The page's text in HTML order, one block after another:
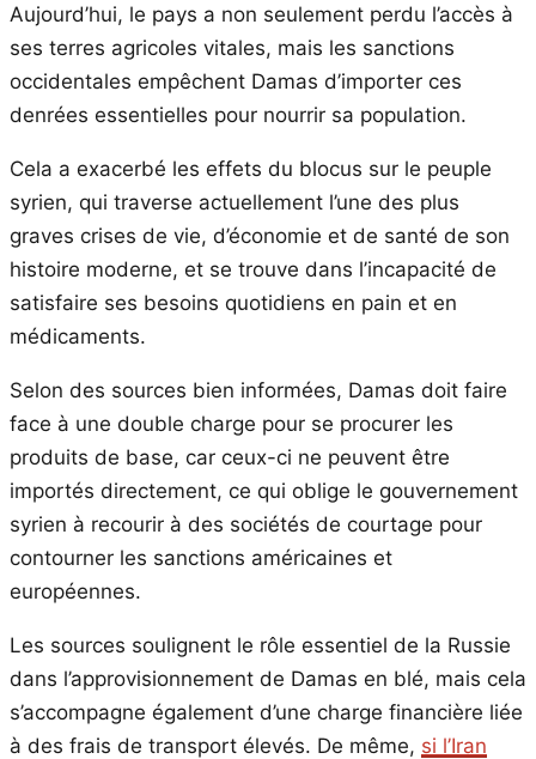
Aujourd’hui, le pays a non seulement perdu l’accès à
ses terres agricoles vitales, mais les sanctions
occidentales empêchent Damas d’importer ces
denrées essentielles pour nourrir sa population.
Cela a exacerbé les effets du blocus sur le peuple
syrien, qui traverse actuellement l’une des plus
graves crises de vie, d’économie et de santé de son
histoire moderne, et se trouve dans l’incapacité de
satisfaire ses besoins quotidiens en pain et en
médicaments.
Selon des sources bien informées, Damas doit faire
face à une double charge pour se procurer les
produits de base, car ceux-ci ne peuvent être
importés directement, ce qui oblige le gouvernement
syrien à recourir à des sociétés de courtage pour
contourner les sanctions américaines et
européennes.
Les sources soulignent le rôle essentiel de la Russie
dans l’approvisionnement de Damas en blé, mais cela
s’accompagne également d’une charge financière liée
à des frais de transport élevés. De même, si l’Iran